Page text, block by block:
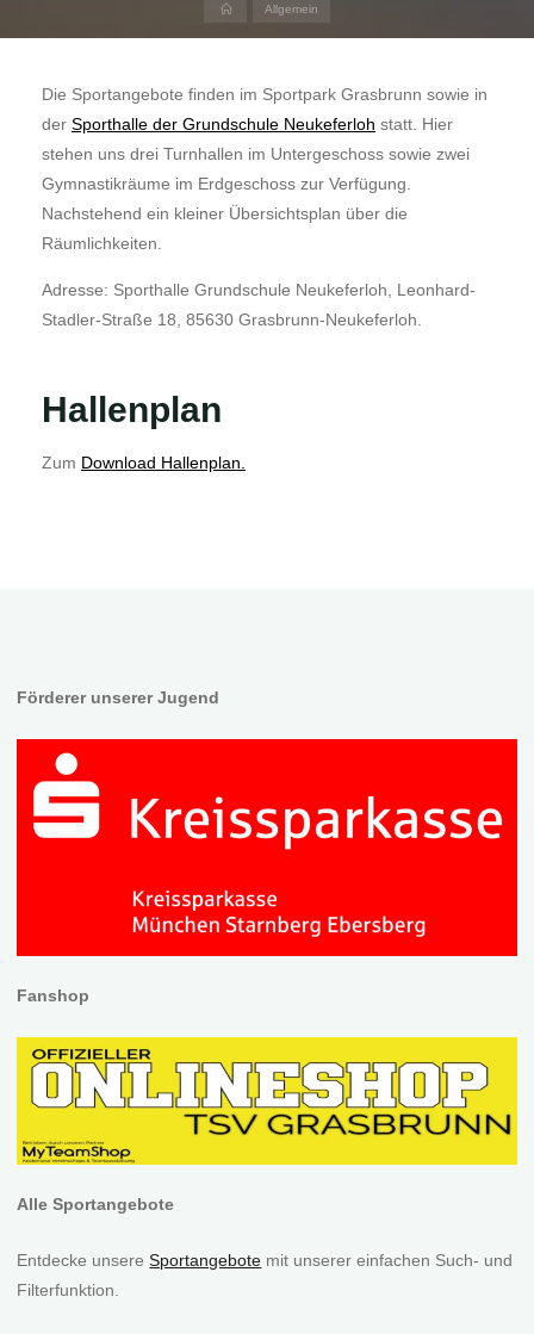
Allgemein
Die Sportangebote finden im Sportpark Grasbrunn sowie in
derSporthalle der Grundschule Neukeferloh statt. Hier
stehen uns drei Turnhallen im Untergeschoss sowie zwei
Gymnastikräume im Erdgeschoss zur Verfügung.
Nachstehend ein kleiner Übersichtsplan über die
Räumlichkeiten.
Adresse: Sporthalle Grundschule Neukeferloh, Leonhard-
Stadler-Straße 18, 85630 Grasbrunn-Neukeferloh.
Hallenplan
Zum Download Hallenplan.
Förderer unserer Jugend
Fanshop
Alle Sportangebote
Entdecke unsereSportangebote mit unserer einfachen Such- und
Filterfunktion.